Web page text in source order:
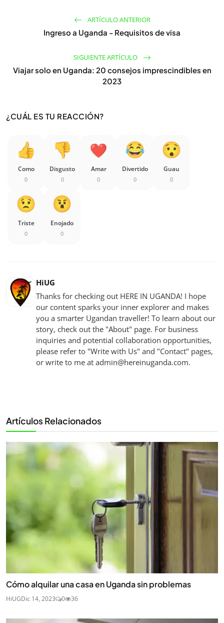
ARTÍCULO ANTERIOR
Ingreso a Uganda - Requisitos de visa
SIGUIENTE ARTÍCULO
Viajar solo en Uganda: 20 consejos imprescindibles en
2023
¿CUÁL ES TU REACCIÓN?
Como
0
Disgusto
0
Amar
0
Divertido
0
Guau
0
Triste
0
Enojado
0
HiUG
Thanks for checking out HERE IN UGANDA! I hope
our content sparks your inner explorer and makes
you a smarter Ugandan traveller! To learn about our
story, check out the "About" page. For business
inquiries and potential collaboration opportunities,
please refer to "Write with Us" and "Contact" pages,
or write to me at admin@hereinuganda.com.
Artículos Relacionados
Cómo alquilar una casa en Uganda sin problemas
HiUGDic 14, 2023 0 36